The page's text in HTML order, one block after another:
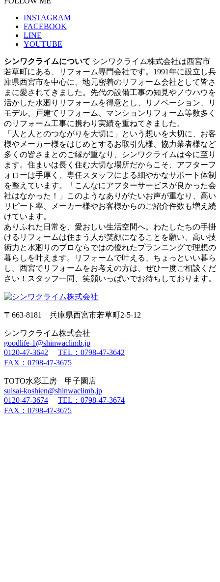
INSTAGRAM
FACEBOOK
LINE
YOUTUBE
シンワクライムについて シンワクライム株式会社は西宮市
若草町にある、リフォーム専門会社です。1991年に設立し兵
庫県西宮市を中心に、地元密着のリフォーム会社として皆さ
まに愛されてきました。先代の設備工事の知見やノウハウを
活かした水廻りリフォームを得意とし、リノベーション、リ
モデル、戸建てリフォーム、マンションリフォーム等数多く
のリフォーム工事に携わり実績を重ねてきました。
「人と人とのつながりを大切に」という想いを大切に、お客
様やメーカー様をはじめとするお取引先様、協力業者様など
多くの皆さまとのご縁が重なり、シンワクライムは今に至り
ます。住まいは長く住む大切な場所だからこそ、アフターフ
ォローは手厚く、専任スタッフによる細やかなサポート体制
を整えています。「こんなにアフターサービスが良かった会
社はなかった！」このようなありがたいお声が重なり、高い
リピート率、メーカー様やお客様からのご紹介件数も増え続
けています。
ありふれた日常を、愛おしい生活空間へ。わたしたちの手掛
けるリフォームは住まう人が笑顔になることを願い、高い技
術力と水廻りのプロならではの優れたプランニングで理想の
暮らしを叶えます。リフォームで叶える、ちょっといい暮ら
し。西宮でリフォームをお考えの方は、ぜひ一度ご相談くだ
さい！スタッフ一同、笑顔いっぱいでお待ちしております。
〒663-8181 兵庫県西宮市若草町2-5-12
シンワクライム株式会社
goodlife-1@shinwaclimb.jp
0120-47-3642
TEL：0798-47-3642
FAX：0798-47-3675
TOTO水彩工房 甲子園店
suisai-koshien@shinwaclimb.jp
0120-47-3674
TEL：0798-47-3674
FAX：0798-47-3675